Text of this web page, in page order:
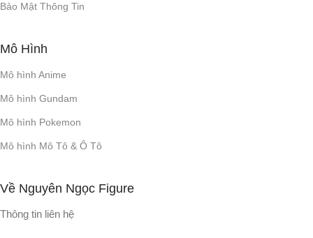
Bảo Mật Thông Tin
Mô Hình
Mô hình Anime
Mô hình Gundam
Mô hình Pokemon
Mô hình Mô Tô & Ô Tô
Về Nguyên Ngọc Figure
Thông tin liên hệ